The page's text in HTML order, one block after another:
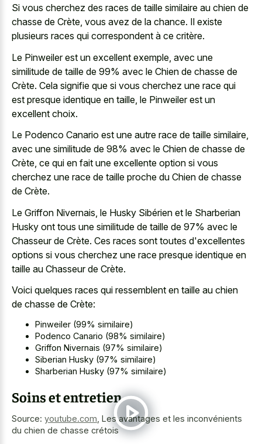
Si vous cherchez des races de taille similaire au chien de
chasse de Crète, vous avez de la chance. Il existe
plusieurs races qui correspondent à ce critère.
Le Pinweiler est un excellent exemple, avec une
similitude de taille de 99% avec le Chien de chasse de
Crète. Cela signifie que si vous cherchez une race qui
est presque identique en taille, le Pinweiler est un
excellent choix.
Le Podenco Canario est une autre race de taille similaire,
avec une similitude de 98% avec le Chien de chasse de
Crète, ce qui en fait une excellente option si vous
cherchez une race de taille proche du Chien de chasse
de Crète.
Le Griffon Nivernais, le Husky Sibérien et le Sharberian
Husky ont tous une similitude de taille de 97% avec le
Chasseur de Crète. Ces races sont toutes d'excellentes
options si vous cherchez une race presque identique en
taille au Chasseur de Crète.
Voici quelques races qui ressemblent en taille au chien
de chasse de Crète:
Pinweiler (99% similaire)
Podenco Canario (98% similaire)
Griffon Nivernais (97% similaire)
Siberian Husky (97% similaire)
Sharberian Husky (97% similaire)
Soins et entretien
Source: youtube.com Les avantages et les inconvénients
du chien de chasse crétois